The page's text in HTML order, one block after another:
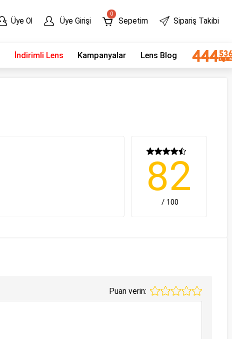
Üye Ol Üye Girişi
0
Sepetim Sipariş Takibi
İndirimli Lens Kampanyalar Lens Blog
82
/ 100
Puan verin: